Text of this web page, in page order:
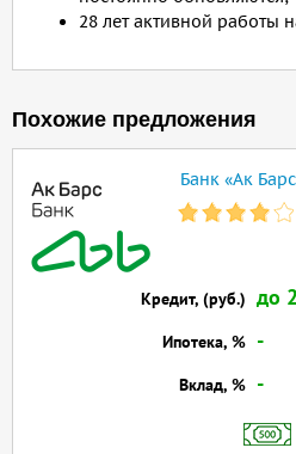
28 лет активной работы
Похожие предложения
Банк «Ак
Кредит, (руб.) до
Ипотека, % -
Вклад, % -